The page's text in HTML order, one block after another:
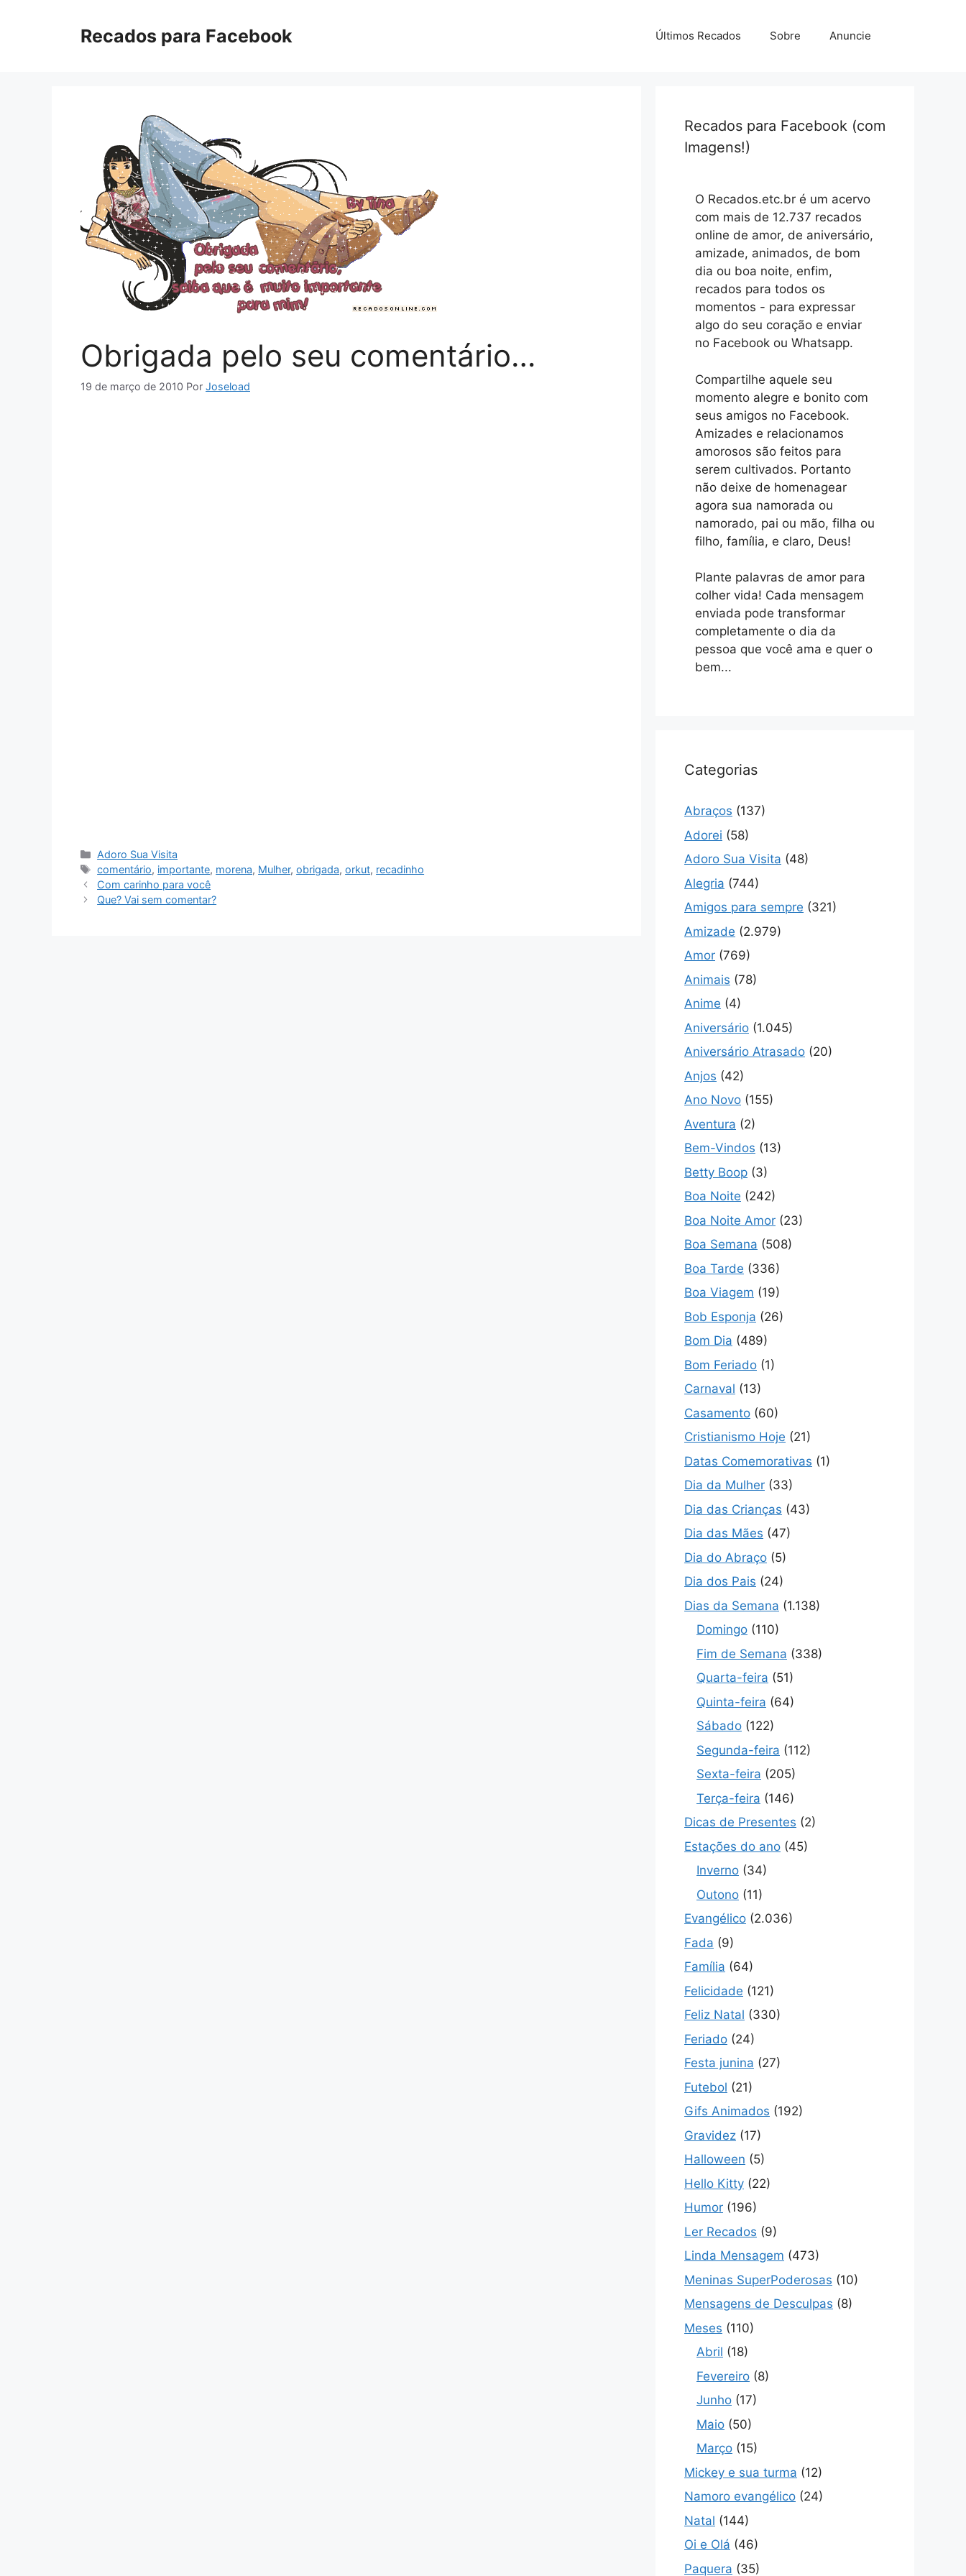
Recados para Facebook Últimos Recados Sobre Anuncie
Obrigada pelo seu comentário…
19 de março de 2010 Por Joseload
Categorias
Adoro Sua Visita
Tags
comentário, importante, morena, Mulher,obrigada,orkut, recadinho
Com carinho para você
Que? Vai sem comentar?
Recados para Facebook (com
Imagens!)
O Recados.etc.br é um acervo
com mais de 12.737 recados
online de amor, de aniversário,
amizade, animados, de bom
dia ou boa noite, enfim,
recados para todos os
momentos - para expressar
algo do seu coração e enviar
no Facebook ou Whatsapp.
Compartilhe aquele seu
momento alegre e bonito com
seus amigos no Facebook.
Amizades e relacionamos
amorosos são feitos para
serem cultivados. Portanto
não deixe de homenagear
agora sua namorada ou
namorado, pai ou mão, filha ou
filho, família, e claro, Deus!
Plante palavras de amor para
colher vida! Cada mensagem
enviada pode transformar
completamente o dia da
pessoa que você ama e quer o
bem...
Categorias
Abraços (137)
Adorei (58)
Adoro Sua Visita (48)
Alegria (744)
Amigos para sempre (321)
Amizade (2.979)
Amor (769)
Animais (78)
Anime (4)
Aniversário (1.045)
Aniversário Atrasado (20)
Anjos (42)
Ano Novo (155)
Aventura (2)
Bem-Vindos (13)
Betty Boop (3)
Boa Noite (242)
Boa Noite Amor (23)
Boa Semana (508)
Boa Tarde (336)
Boa Viagem (19)
Bob Esponja (26)
Bom Dia (489)
Bom Feriado (1)
Carnaval (13)
Casamento (60)
Cristianismo Hoje (21)
Datas Comemorativas (1)
Dia da Mulher (33)
Dia das Crianças (43)
Dia das Mães (47)
Dia do Abraço (5)
Dia dos Pais (24)
Dias da Semana (1.138)
Domingo (110)
Fim de Semana (338)
Quarta-feira (51)
Quinta-feira (64)
Sábado (122)
Segunda-feira (112)
Sexta-feira (205)
Terça-feira (146)
Dicas de Presentes (2)
Estações do ano (45)
Inverno (34)
Outono (11)
Evangélico (2.036)
Fada (9)
Família (64)
Felicidade (121)
Feliz Natal (330)
Feriado (24)
Festa junina (27)
Futebol (21)
Gifs Animados (192)
Gravidez (17)
Halloween (5)
Hello Kitty (22)
Humor (196)
Ler Recados (9)
Linda Mensagem (473)
Meninas SuperPoderosas (10)
Mensagens de Desculpas (8)
Meses (110)
Abril (18)
Fevereiro (8)
Junho (17)
Maio (50)
Março (15)
Mickey e sua turma (12)
Namoro evangélico (24)
Natal (144)
Oi e Olá (46)
Paquera (35)